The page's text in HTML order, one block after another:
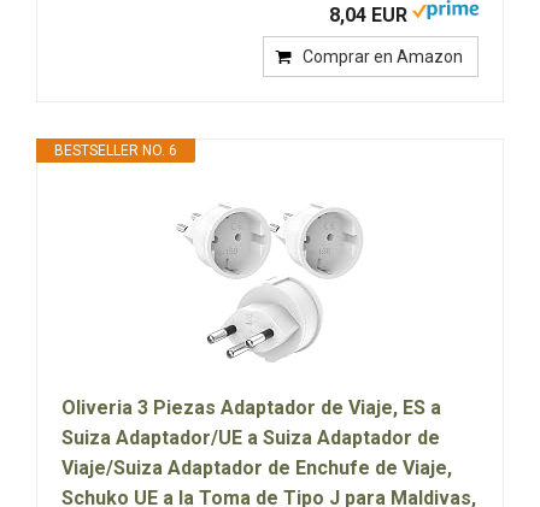
8,04 EUR
Comprar en Amazon
BESTSELLER NO. 6
Oliveria 3 Piezas Adaptador de Viaje, ES a
Suiza Adaptador/UE a Suiza Adaptador de
Viaje/Suiza Adaptador de Enchufe de Viaje,
Schuko UE a la Toma de Tipo J para Maldivas,